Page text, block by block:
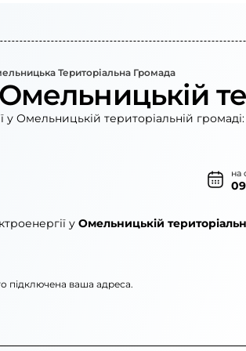
Територіальна Громада
Омельницькій територіальній
на
у Омельницькій
підключена ваша адреса.